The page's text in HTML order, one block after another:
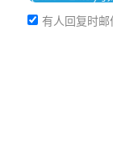
有人回复时邮